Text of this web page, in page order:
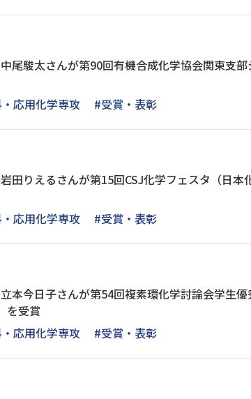
尾駿太さんが第90回有機合成化学協会関東支
応用化学専攻 #受賞・表彰
田りえるさんが第15回CSJ化学フェスタ（日本
応用化学専攻 #受賞・表彰
本今日子さんが第54回複素環化学討論会学生
を受賞
応用化学専攻 #受賞・表彰